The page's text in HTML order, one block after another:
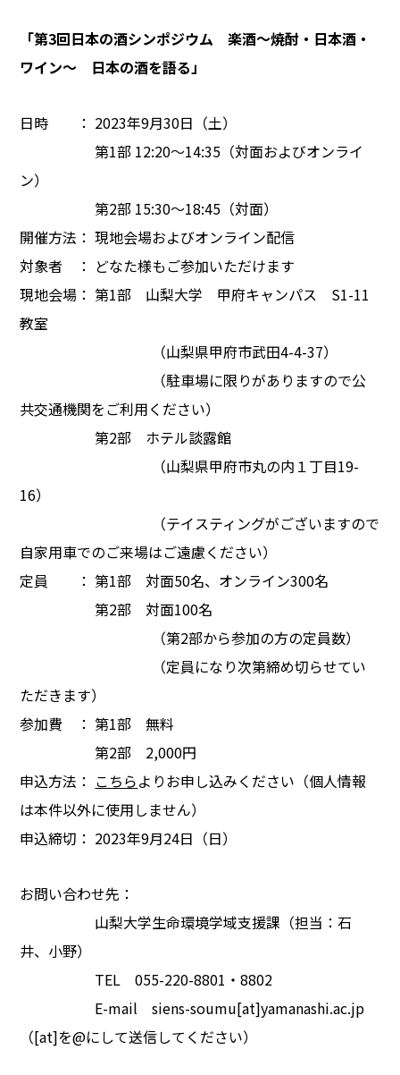
「第3回日本の酒シンポジウム 楽酒～焼酎・日本酒・
ワイン～ 日本の酒を語る」
日時 ： 2023年9月30日（土）
第1部 12:20～14:35（対面およびオンライ
ン）
第2部 15:30～18:45（対面）
開催方法： 現地会場およびオンライン配信
対象者 ： どなた様もご参加いただけます
現地会場： 第1部 山梨大学 甲府キャンパス S1-11
教室
（山梨県甲府市武田4-4-37）
（駐車場に限りがありますので公
共交通機関をご利用ください）
第2部 ホテル談露館
（山梨県甲府市丸の内１丁目19-
16）
（テイスティングがございますので
自家用車でのご来場はご遠慮ください）
定員 ： 第1部 対面50名、オンライン300名
第2部 対面100名
（第2部から参加の方の定員数）
（定員になり次第締め切らせてい
ただきます）
参加費 ： 第1部 無料
第2部 2,000円
申込方法： こちらよりお申し込みください（個人情報
は本件以外に使用しません）
申込締切： 2023年9月24日（日）
お問い合わせ先：
山梨大学生命環境学域支援課（担当：石
井、小野）
TEL 055-220-8801・8802
E-mail siens-soumu[at]yamanashi.ac.jp
（[at]を@にして送信してください）